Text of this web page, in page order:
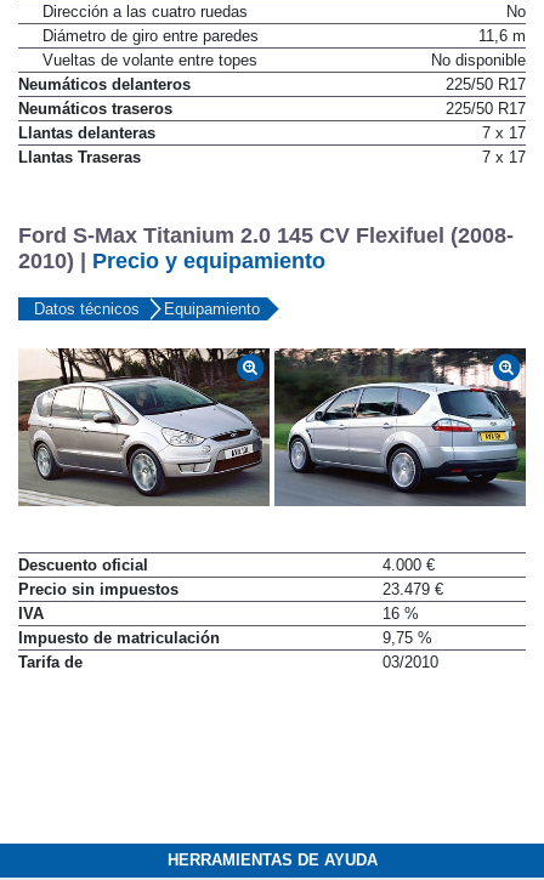
Dirección a las cuatro ruedas
No
Diámetro de giro entre paredes
11,6 m
Vueltas de volante entre topes
No disponible
Neumáticos delanteros
225/50 R17
Neumáticos traseros
225/50 R17
Llantas delanteras
7 x 17
Llantas Traseras
7 x 17
Ford S-Max Titanium 2.0 145 CV Flexifuel (2008-
2010) | Precio y equipamiento
Datos técnicos Equipamiento
Descuento oficial
4.000 €
Precio sin impuestos
23.479 €
IVA
16 %
Impuesto de matriculación
9,75 %
Tarifa de
03/2010
HERRAMIENTAS DE AYUDA